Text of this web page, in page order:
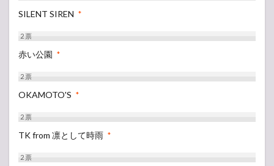
SILENT SIREN *
2票
赤い公園 *
2票
OKAMOTO'S *
2票
TK from 凛として時雨 *
2票